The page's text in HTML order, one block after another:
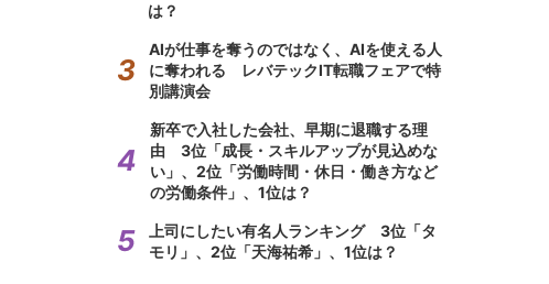
は？
AIが仕事を奪うのではなく、AIを使える人
に奪われる レバテックIT転職フェアで特
別講演会
新卒で入社した会社、早期に退職する理
由 3位「成長・スキルアップが見込めな
い」、2位「労働時間・休日・働き方など
の労働条件」、1位は？
上司にしたい有名人ランキング 3位「タ
モリ」、2位「天海祐希」、1位は？